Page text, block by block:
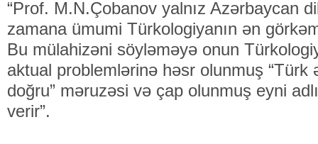
“Prof. M.N.Çobanov yalnız Azərbaycan
zamana ümumi Türkologiyanın ən
Bu mülahizəni söyləməyə onun
aktual problemlərinə həsr olunmuş “Türk
doğru” məruzəsi və çap olunmuş eyni
verir”.